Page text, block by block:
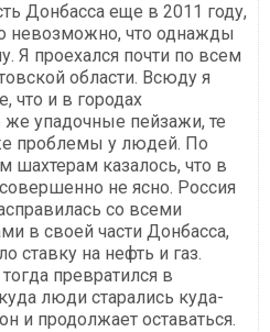
Донбасса еще в 2011 году,
невозможно, что однажды
Я проехался почти по всем
области. Всюду я
что и в городах
же упадочные пейзажи, те
проблемы у людей. По
шахтерам казалось, что в
не ясно. Россия
со всеми
в своей части Донбасса,
ставку на нефть и газ.
превратился в
люди старались куда-
и продолжает оставаться.